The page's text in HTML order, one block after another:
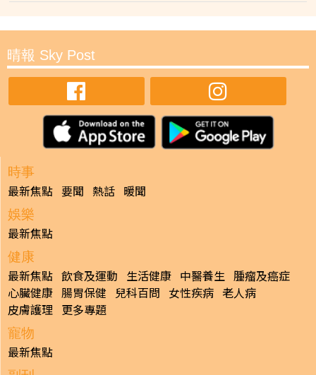
晴報 Sky Post
時事
最新焦點 要聞 熱話 暖聞
娛樂
最新焦點
健康
最新焦點 飲食及運動 生活健康 中醫養生 腫瘤及癌症
心臟健康 腸胃保健 兒科百問 女性疾病 老人病
皮膚護理 更多專題
寵物
最新焦點